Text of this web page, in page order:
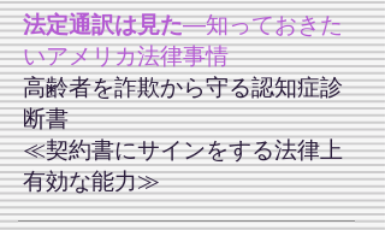
法定通訳は見た—知っておきた
いアメリカ法律事情
高齢者を詐欺から守る認知症診
断書
≪契約書にサインをする法律上
有効な能力≫